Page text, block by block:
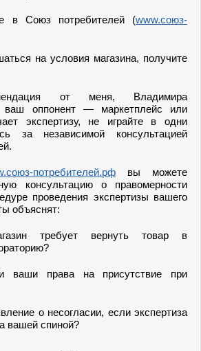
в Союз потребителей (www.союз-
на условия магазина, получите
от меня, Владимира
ваш оппонент — маркетплейс или
экспертизу, не играйте в одни
за независимой консультацией
потребителей.рф вы можете
консультацию о правомерности
проведения экспертизы вашего
объяснят:
требует вернуть товар в
ваши права на присутствие при
о несогласии, если экспертиза
вашей спиной?